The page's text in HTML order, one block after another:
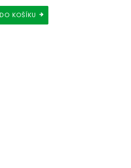
DO KOŠÍKU